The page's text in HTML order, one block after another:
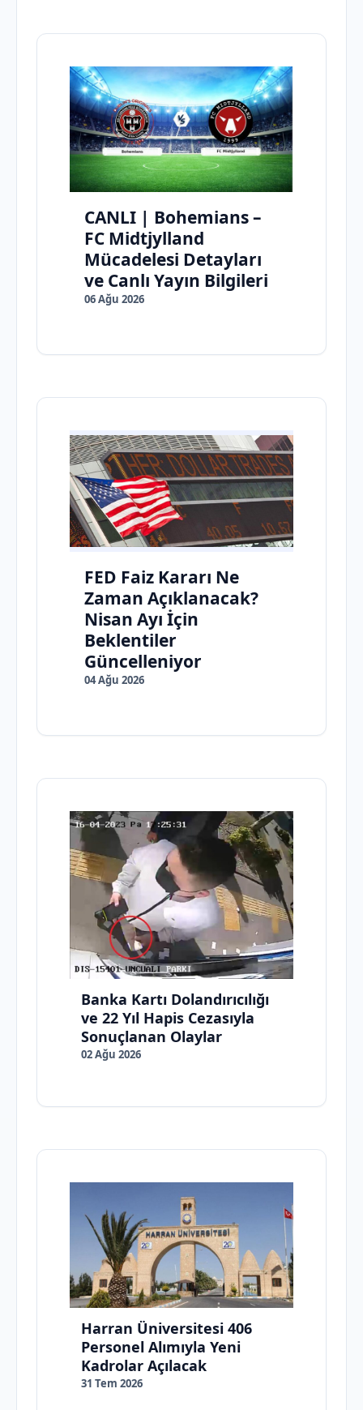
CANLI | Bohemians –
FC Midtjylland
Mücadelesi Detayları
ve Canlı Yayın Bilgileri
06 Ağu 2026
FED Faiz Kararı Ne
Zaman Açıklanacak?
Nisan Ayı İçin
Beklentiler
Güncelleniyor
04 Ağu 2026
Banka Kartı Dolandırıcılığı
ve 22 Yıl Hapis Cezasıyla
Sonuçlanan Olaylar
02 Ağu 2026
Harran Üniversitesi 406
Personel Alımıyla Yeni
Kadrolar Açılacak
31 Tem 2026